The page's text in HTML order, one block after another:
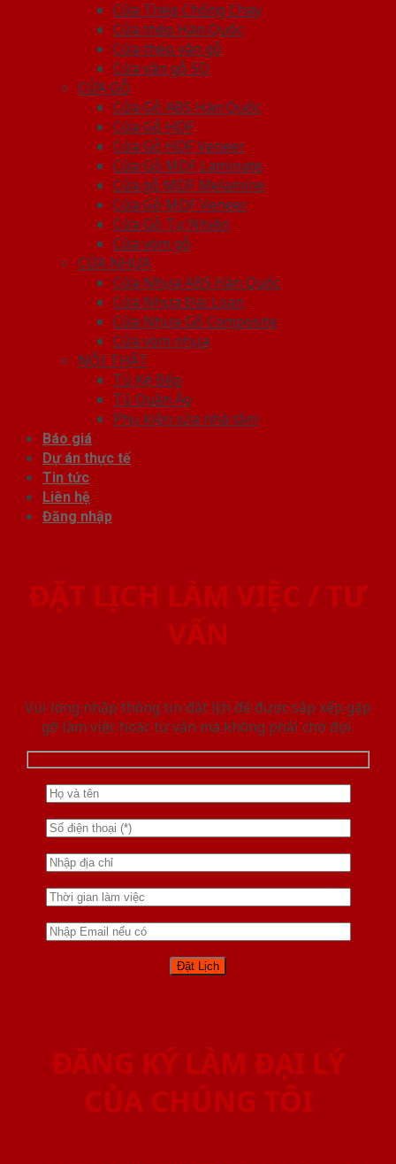
Cửa Thép Chống Cháy
Cửa thép Hàn Quốc
Cửa thép vân gỗ
Cửa vân gỗ 5D
CỬA GỖ
Cửa Gỗ ABS Hàn Quốc
Cửa Gỗ HDF
Cửa Gỗ HDF Veneer
Cửa Gỗ MDF Laminate
Cửa gỗ MDF Melamine
Cửa Gỗ MDF Veneer
Cửa Gỗ Tự Nhiên
Cửa vòm gỗ
CỬA NHỰA
Cửa Nhựa ABS Hàn Quốc
Cửa Nhựa Đài Loan
Cửa Nhựa Gỗ Composite
Cửa vòm nhựa
NỘI THẤT
Tủ Kệ Bếp
Tủ Quần Áo
Phụ kiện cửa nhà tắm
Báo giá
Dự án thực tế
Tin tức
Liên hệ
Đăng nhập
ĐẶT LỊCH LÀM VIỆC / TƯ
VẤN
Vui lòng nhập thông tin đặt lịch để được sắp xếp gặp
gỡ làm việc hoăc tư vấn mà không phải chờ đợi.
ĐĂNG KÝ LÀM ĐẠI LÝ
CỦA CHÚNG TÔI